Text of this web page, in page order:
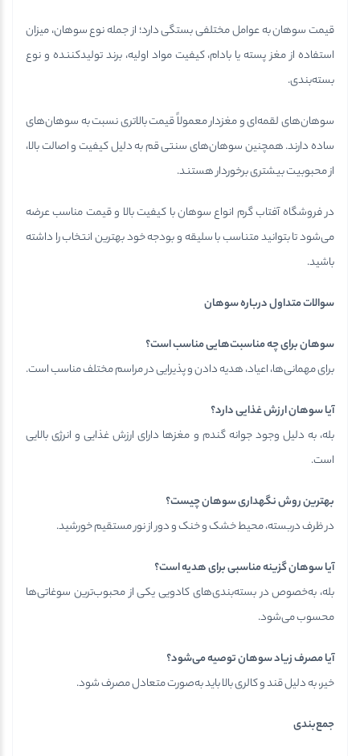
قیمت سوهان به عوامل مختلفی بستگی دارد؛ از جمله نوع سوهان، میزان
استفاده از مغز پسته یا بادام، کیفیت مواد اولیه، برند تولیدکننده و نوع
بسته‌بندی.
سوهان‌های لقمه‌ای و مغزدار معمولاً قیمت بالاتری نسبت به سوهان‌های
ساده دارند. همچنین سوهان‌های سنتی قم به دلیل کیفیت و اصالت بالا،
از محبوبیت بیشتری برخوردار هستند.
در فروشگاه آفتاب گرم انواع سوهان با کیفیت بالا و قیمت مناسب عرضه
می‌شود تا بتوانید متناسب با سلیقه و بودجه خود بهترین انتخاب را داشته
باشید.
سوالات متداول درباره سوهان
سوهان برای چه مناسبت‌هایی مناسب است؟
برای مهمانی‌ها، اعیاد، هدیه دادن و پذیرایی در مراسم مختلف مناسب است.
آیا سوهان ارزش غذایی دارد؟
بله، به دلیل وجود جوانه گندم و مغزها دارای ارزش غذایی و انرژی بالایی
است.
بهترین روش نگهداری سوهان چیست؟
در ظرف دربسته، محیط خشک و خنک و دور از نور مستقیم خورشید.
آیا سوهان گزینه مناسبی برای هدیه است؟
بله، به‌خصوص در بسته‌بندی‌های کادویی یکی از محبوب‌ترین سوغاتی‌ها
محسوب می‌شود.
آیا مصرف زیاد سوهان توصیه می‌شود؟
خیر، به دلیل قند و کالری بالا باید به‌صورت متعادل مصرف شود.
جمع‌بندی